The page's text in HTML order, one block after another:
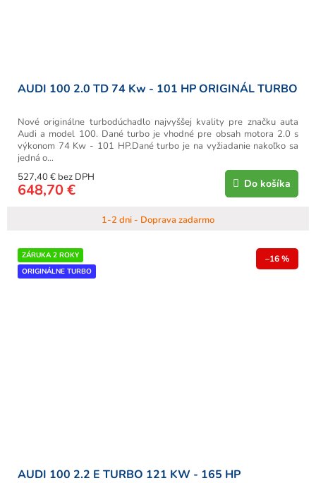
AUDI 100 2.0 TD 74 Kw - 101 HP ORIGINÁL TURBO
1-2 dni - Doprava zadarmo
527,40 € bez DPH
648,70 € Do košíka
Nové originálne turbodúchadlo najvyššej kvality pre značku auta
Audi a model 100. Dané turbo je vhodné pre obsah motora 2.0 s
výkonom 74 Kw - 101 HP.Dané turbo je na vyžiadanie nakoľko sa
jedná o...
ZÁRUKA 2 ROKY
ORIGINÁLNE TURBO
–16 %
AUDI 100 2.2 E TURBO 121 KW - 165 HP